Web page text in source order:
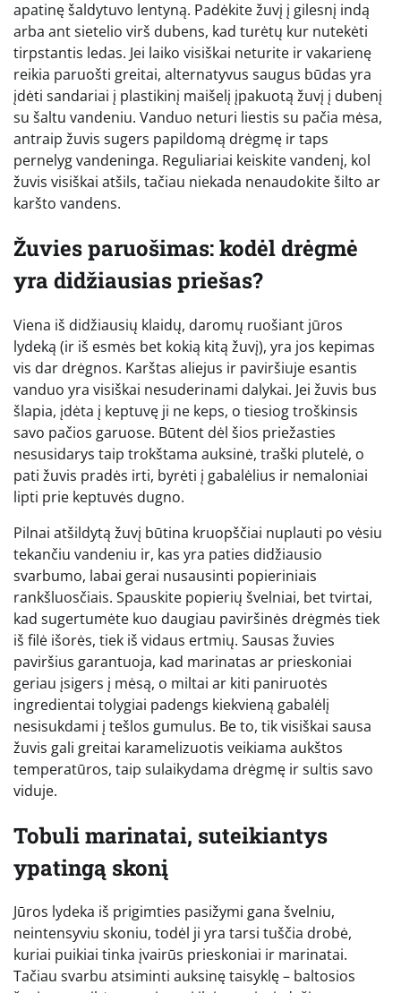
apatinę šaldytuvo lentyną. Padėkite žuvį į gilesnį indą
arba ant sietelio virš dubens, kad turėtų kur nutekėti
tirpstantis ledas. Jei laiko visiškai neturite ir vakarienę
reikia paruošti greitai, alternatyvus saugus būdas yra
įdėti sandariai į plastikinį maišelį įpakuotą žuvį į dubenį
su šaltu vandeniu. Vanduo neturi liestis su pačia mėsa,
antraip žuvis sugers papildomą drėgmę ir taps
pernelyg vandeninga. Reguliariai keiskite vandenį, kol
žuvis visiškai atšils, tačiau niekada nenaudokite šilto ar
karšto vandens.
Žuvies paruošimas: kodėl drėgmė
yra didžiausias priešas?
Viena iš didžiausių klaidų, daromų ruošiant jūros
lydeką (ir iš esmės bet kokią kitą žuvį), yra jos kepimas
vis dar drėgnos. Karštas aliejus ir paviršiuje esantis
vanduo yra visiškai nesuderinami dalykai. Jei žuvis bus
šlapia, įdėta į keptuvę ji ne keps, o tiesiog troškinsis
savo pačios garuose. Būtent dėl šios priežasties
nesusidarys taip trokštama auksinė, traški plutelė, o
pati žuvis pradės irti, byrėti į gabalėlius ir nemaloniai
lipti prie keptuvės dugno.
Pilnai atšildytą žuvį būtina kruopščiai nuplauti po vėsiu
tekančiu vandeniu ir, kas yra paties didžiausio
svarbumo, labai gerai nusausinti popieriniais
rankšluosčiais. Spauskite popierių švelniai, bet tvirtai,
kad sugertumėte kuo daugiau paviršinės drėgmės tiek
iš filė išorės, tiek iš vidaus ertmių. Sausas žuvies
paviršius garantuoja, kad marinatas ar prieskoniai
geriau įsigers į mėsą, o miltai ar kiti paniruotės
ingredientai tolygiai padengs kiekvieną gabalėlį
nesisukdami į tešlos gumulus. Be to, tik visiškai sausa
žuvis gali greitai karamelizuotis veikiama aukštos
temperatūros, taip sulaikydama drėgmę ir sultis savo
viduje.
Tobuli marinatai, suteikiantys
ypatingą skonį
Jūros lydeka iš prigimties pasižymi gana švelniu,
neintensyviu skoniu, todėl ji yra tarsi tuščia drobė,
kuriai puikiai tinka įvairūs prieskoniai ir marinatai.
Tačiau svarbu atsiminti auksinę taisyklę – baltosios